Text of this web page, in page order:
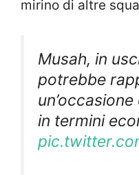
mirino di altre
Musah, in
potrebbe
in termini